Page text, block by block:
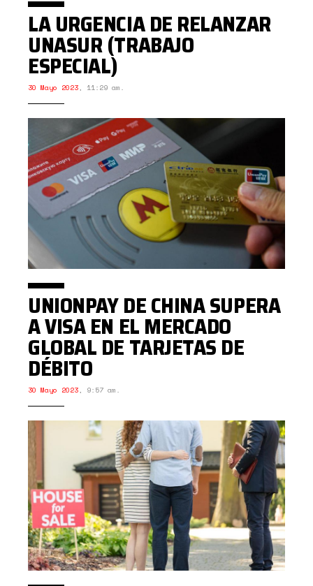
LA URGENCIA DE RELANZAR
UNASUR (TRABAJO
ESPECIAL)
30 Mayo 2023, 11:29 am.
UNIONPAY DE CHINA SUPERA
A VISA EN EL MERCADO
GLOBAL DE TARJETAS DE
DÉBITO
30 Mayo 2023, 9:57 am.